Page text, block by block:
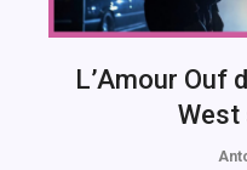
L’Amour Ouf
West